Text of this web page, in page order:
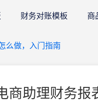
财务对账模板 商
么做，入门指南
商助理财务